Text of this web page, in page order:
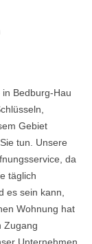
Bedburg-Hau
Gebiet
tun. Unsere
da
täglich
es sein kann,
Wohnung hat
Zugang